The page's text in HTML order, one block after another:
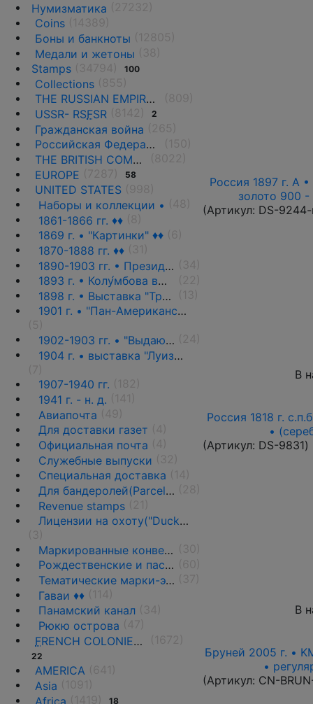
Нумизматика
Coins
Боны и банкноты
Медали и жетоны
Stamps
100
Collections
THE RUSSIAN EMPIRE UNTIL 1917.
USSR- RSFSR 2
Гражданская война
Российская Федерация(1992 г.-н.д.)
THE BRITISH COMMONWEALTH
EUROPE
58
UNITED STATES
Наборы и коллекции •
1861-1866 гг. ♦♦
1869 г. • "Картинки" ♦♦
1870-1888 гг. ♦♦
1890-1903 гг. • Президенты и политики ♦♦
1893 г. • Колу́мбова выставка ♦♦
1898 г. • Выставка "Транс-Миссисипи" ♦♦
1901 г. • "Пан-Американская выставка" ♦♦
1902-1903 гг. • "Выдающиеся граждане" ♦♦
1904 г. • выставка "Луизиана" ♦♦
1907-1940 гг.
1941 г. - н. д.
Авиапочта
Для доставки газет
Официальная почта
Служебные выпуски
Специальная доставка
Для бандеролей(Parcel post) ♦♦
Revenue stamps
Лицензии на охоту("Duck stamps")
Маркированные конверты, ПК и вырезки
Рождественские и пасхальные этикетки
Тематические марки-этикетки
Гаваи ♦♦
Панамский канал
Рюкю острова
FRENCH COLONIES AND THE TERRITORIES
22
AMERICA
Asia
Africa
18
Россия 1897 г. А
золото 900 -
(Артикул: DS-
В
Россия 1818 г.
•
(Артикул: DS-9831)
В
Бруней 2005 г. •
•
(Артикул: CN-